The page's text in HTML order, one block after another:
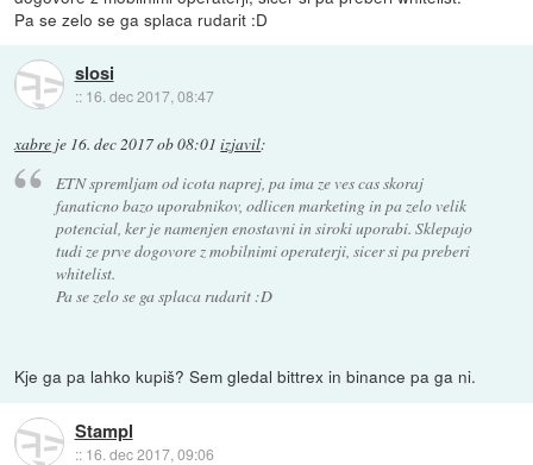
Pa se zelo se ga splaca rudarit :D
slosi
:: 16. dec 2017, 08:47
xabre je 16. dec 2017 ob 08:01 izjavil:
ETN spremljam od icota naprej, pa ima ze ves cas skoraj
fanaticno bazo uporabnikov, odlicen marketing in pa zelo velik
potencial, ker je namenjen enostavni in siroki uporabi. Sklepajo
tudi ze prve dogovore z mobilnimi operaterji, sicer si pa preberi
whitelist.
Pa se zelo se ga splaca rudarit :D
Kje ga pa lahko kupiš? Sem gledal bittrex in binance pa ga ni.
Stampl
:: 16. dec 2017, 09:06